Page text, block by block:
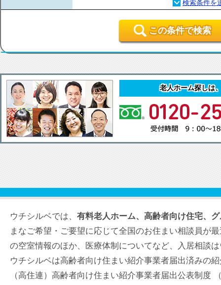
この条件で検索
老人ホーム探しは
ウチシルベでは、 有料老人ホーム、高齢者向け住宅、
まなご希望・ご要望に応じて全国のお住まい相談員が
の空室情報のほか、医療体制についてなど、入居相談
ウチシルベは高齢者向け住まい紹介事業者届出済みの
（高住連）高齢者向け住まい紹介事業者届出公表制度